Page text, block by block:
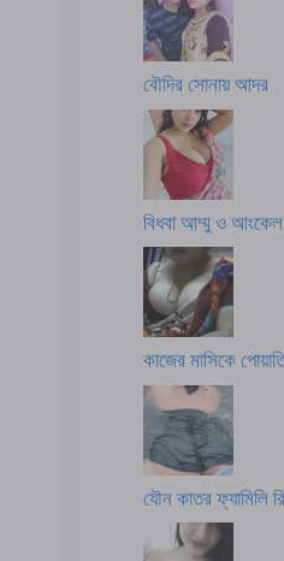
বৌদির সোনায় আদর
বিধবা আম্মু ও আংকেল
কাজের মাসিকে
যৌন কাতর ফ্যামিলি